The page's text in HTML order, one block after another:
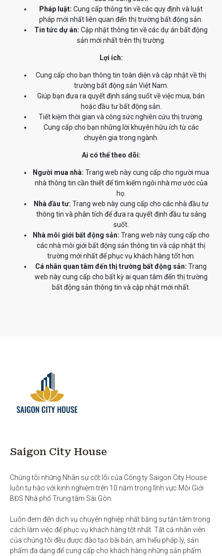
Pháp luật: Cung cấp thông tin về các quy định và luật
pháp mới nhất liên quan đến thị trường bất động sản.
Tin tức dự án: Cập nhật thông tin về các dự án bất động
sản mới nhất trên thị trường.
Lợi ích:
Cung cấp cho bạn thông tin toàn diện và cập nhật về thị
trường bất động sản Việt Nam.
Giúp bạn đưa ra quyết định sáng suốt về việc mua, bán
hoặc đầu tư bất động sản.
Tiết kiệm thời gian và công sức nghiên cứu thị trường.
Cung cấp cho bạn những lời khuyên hữu ích từ các
chuyên gia trong ngành.
Ai có thể theo dõi:
Người mua nhà: Trang web này cung cấp cho người mua
nhà thông tin cần thiết để tìm kiếm ngôi nhà mơ ước của
họ.
Nhà đầu tư: Trang web này cung cấp cho các nhà đầu tư
thông tin và phân tích để đưa ra quyết định đầu tư sáng
suốt.
Nhà môi giới bất động sản: Trang web này cung cấp cho
các nhà môi giới bất động sản thông tin và cập nhật thị
trường mới nhất để phục vụ khách hàng tốt hơn.
Cá nhân quan tâm đến thị trường bất động sản: Trang
web này cung cấp cho bất kỳ ai quan tâm đến thị trường
bất động sản thông tin và cập nhật mới nhất.
Saigon City House
Chúng tôi những Nhân sự cốt lõi của Công ty Saigon City House
luôn tự hào với kinh nghiệm trên 10 năm trong lĩnh vực Môi Giới
BĐS Nhà phố Trung tâm Sài Gòn.
Luôn đem đến dịch vụ chuyên nghiệp nhất bằng sự tận tâm trong
cách làm việc để phục vụ khách hàng tốt nhất. Tất cả nhân viên
của chúng tôi đều được đào tạo bài bản, am hiểu pháp lý, sản
phẩm đa dạng để cung cấp cho khách hàng những sản phẩm